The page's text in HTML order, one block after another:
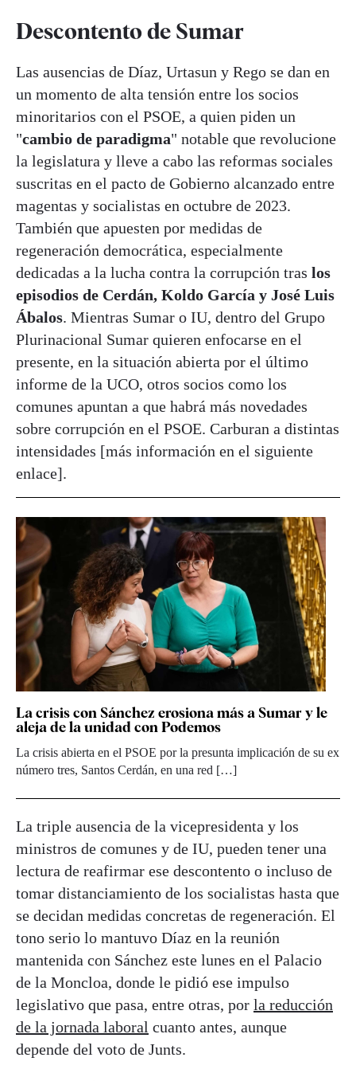
Descontento de Sumar
Las ausencias de Díaz, Urtasun y Rego se dan en
un momento de alta tensión entre los socios
minoritarios con el PSOE, a quien piden un
"cambio de paradigma" notable que revolucione
la legislatura y lleve a cabo las reformas sociales
suscritas en el pacto de Gobierno alcanzado entre
magentas y socialistas en octubre de 2023.
También que apuesten por medidas de
regeneración democrática, especialmente
dedicadas a la lucha contra la corrupción tras los
episodios de Cerdán, Koldo García y José Luis
Ábalos. Mientras Sumar o IU, dentro del Grupo
Plurinacional Sumar quieren enfocarse en el
presente, en la situación abierta por el último
informe de la UCO, otros socios como los
comunes apuntan a que habrá más novedades
sobre corrupción en el PSOE. Carburan a distintas
intensidades [más información en el siguiente
enlace].
La crisis con Sánchez erosiona más a Sumar y le
aleja de la unidad con Podemos
La crisis abierta en el PSOE por la presunta implicación de su ex
número tres, Santos Cerdán, en una red […]
La triple ausencia de la vicepresidenta y los
ministros de comunes y de IU, pueden tener una
lectura de reafirmar ese descontento o incluso de
tomar distanciamiento de los socialistas hasta que
se decidan medidas concretas de regeneración. El
tono serio lo mantuvo Díaz en la reunión
mantenida con Sánchez este lunes en el Palacio
de la Moncloa, donde le pidió ese impulso
legislativo que pasa, entre otras, por la reducción
de la jornada laboral cuanto antes, aunque
depende del voto de Junts.